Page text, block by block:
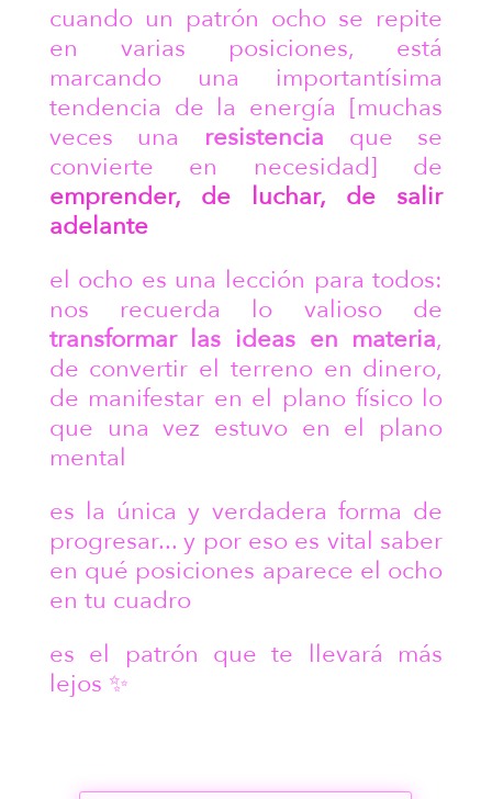
cuando un patrón ocho se repite
en varias posiciones, está
marcando una importantísima
tendencia de la energía [muchas
veces una resistencia que se
convierte en necesidad] de
emprender, de luchar, de salir
adelante
el ocho es una lección para todos:
nos recuerda lo valioso de
transformar las ideas en materia,
de convertir el terreno en dinero,
de manifestar en el plano físico lo
que una vez estuvo en el plano
mental
es la única y verdadera forma de
progresar... y por eso es vital saber
en qué posiciones aparece el ocho
en tu cuadro
es el patrón que te llevará más
lejos ✨